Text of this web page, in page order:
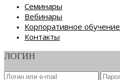
Семинары
Вебинары
Корпоративное обучение
Контакты
ЛОГИН